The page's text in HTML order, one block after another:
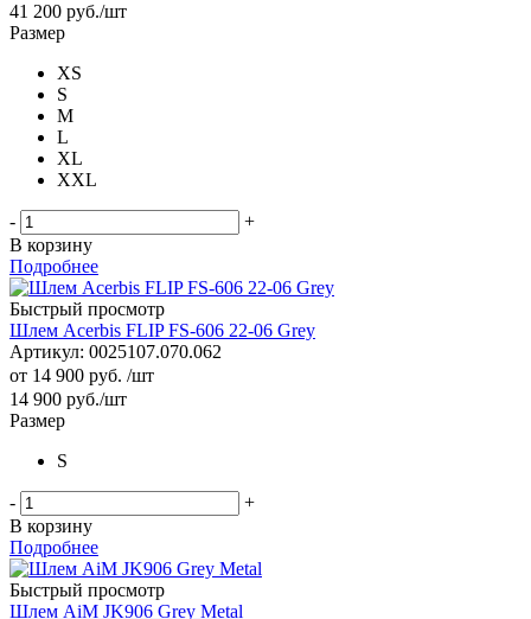
41 200 руб./шт
Размер
XS
S
M
L
XL
XXL
-
+
В корзину
Подробнее
Быстрый просмотр
Шлем Acerbis FLIP FS-606 22-06 Grey
Артикул: 0025107.070.062
от 14 900 руб. /шт
14 900 руб./шт
Размер
S
-
+
В корзину
Подробнее
Быстрый просмотр
Шлем AiM JK906 Grey Metal